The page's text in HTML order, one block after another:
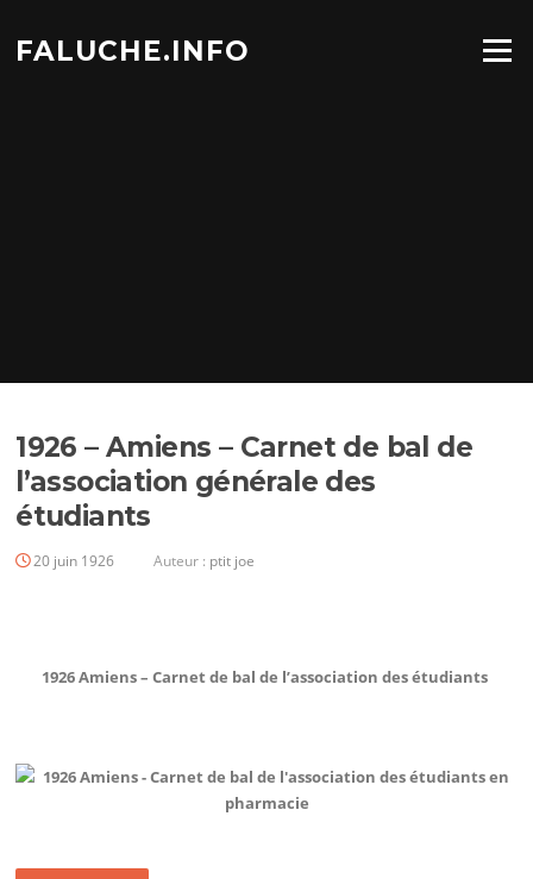
contenu
FALUCHE.INFO Menu
1926 – Amiens – Carnet de bal de
l’association générale des
étudiants
20 juin 1926 Auteur : ptit joe
1926 Amiens – Carnet de bal de l’association des étudiants